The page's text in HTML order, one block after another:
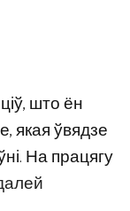
што ён
якая ўвядзе
На працягу